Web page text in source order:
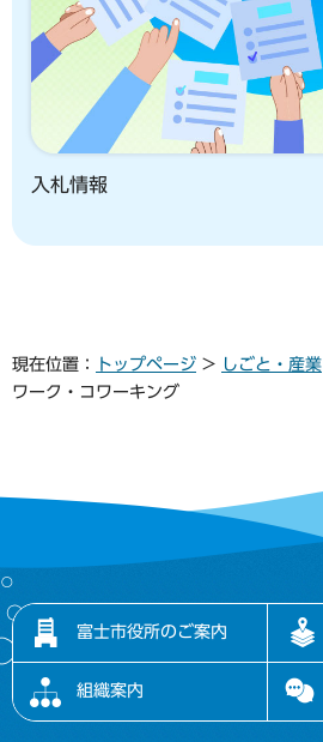
入札情報
現在位置： トップページ > しごと・産業
ワーク・コワーキング
富士市役所のご案内
組織案内